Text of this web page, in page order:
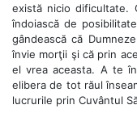
există nicio dificultate.
îndoiască de
gândească că
învie morţii şi că prin
el vrea aceasta. A te
elibera de tot răul
lucrurile prin Cuvântul